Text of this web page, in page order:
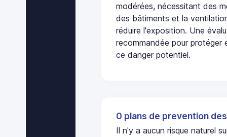
modérées, nécessitant des
des bâtiments et la
réduire l'exposition. Une
recommandée pour
ce danger potentiel.
0 plans de prevention
Il n'y a aucun risque naturel